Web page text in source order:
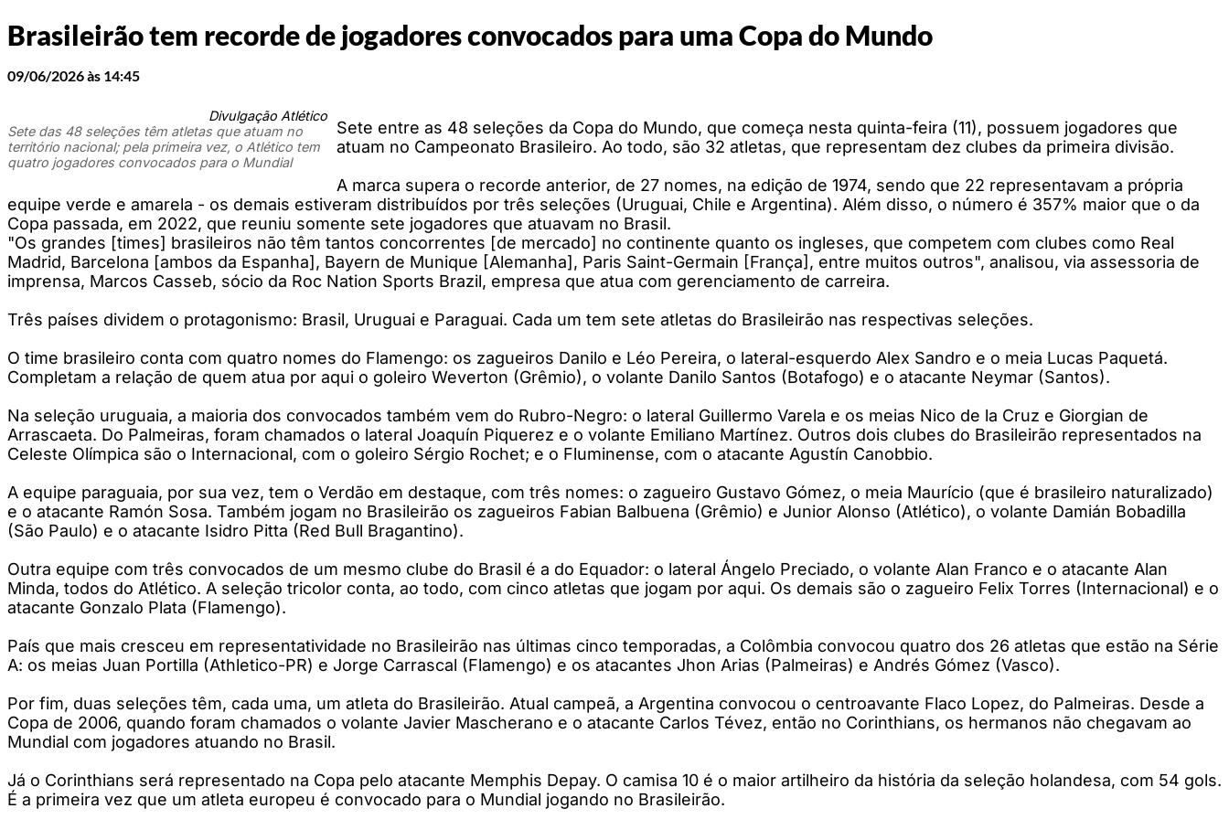
Brasileirão tem recorde de jogadores convocados para uma Copa do Mundo
09/06/2026 às 14:45
Divulgação Atlético
Sete das 48 seleções têm atletas que atuam no
território nacional; pela primeira vez, o Atlético tem
quatro jogadores convocados para o Mundial
Sete entre as 48 seleções da Copa do Mundo, que começa nesta quinta-feira (11), possuem jogadores que
atuam no Campeonato Brasileiro. Ao todo, são 32 atletas, que representam dez clubes da primeira divisão.
A marca supera o recorde anterior, de 27 nomes, na edição de 1974, sendo que 22 representavam a própria
equipe verde e amarela - os demais estiveram distribuídos por três seleções (Uruguai, Chile e Argentina). Além disso, o número é 357% maior que o da
Copa passada, em 2022, que reuniu somente sete jogadores que atuavam no Brasil.
"Os grandes [times] brasileiros não têm tantos concorrentes [de mercado] no continente quanto os ingleses, que competem com clubes como Real
Madrid, Barcelona [ambos da Espanha], Bayern de Munique [Alemanha], Paris Saint-Germain [França], entre muitos outros", analisou, via assessoria de
imprensa, Marcos Casseb, sócio da Roc Nation Sports Brazil, empresa que atua com gerenciamento de carreira.
Três países dividem o protagonismo: Brasil, Uruguai e Paraguai. Cada um tem sete atletas do Brasileirão nas respectivas seleções.
O time brasileiro conta com quatro nomes do Flamengo: os zagueiros Danilo e Léo Pereira, o lateral-esquerdo Alex Sandro e o meia Lucas Paquetá.
Completam a relação de quem atua por aqui o goleiro Weverton (Grêmio), o volante Danilo Santos (Botafogo) e o atacante Neymar (Santos).
Na seleção uruguaia, a maioria dos convocados também vem do Rubro-Negro: o lateral Guillermo Varela e os meias Nico de la Cruz e Giorgian de
Arrascaeta. Do Palmeiras, foram chamados o lateral Joaquín Piquerez e o volante Emiliano Martínez. Outros dois clubes do Brasileirão representados na
Celeste Olímpica são o Internacional, com o goleiro Sérgio Rochet; e o Fluminense, com o atacante Agustín Canobbio.
A equipe paraguaia, por sua vez, tem o Verdão em destaque, com três nomes: o zagueiro Gustavo Gómez, o meia Maurício (que é brasileiro naturalizado)
e o atacante Ramón Sosa. Também jogam no Brasileirão os zagueiros Fabian Balbuena (Grêmio) e Junior Alonso (Atlético), o volante Damián Bobadilla
(São Paulo) e o atacante Isidro Pitta (Red Bull Bragantino).
Outra equipe com três convocados de um mesmo clube do Brasil é a do Equador: o lateral Ángelo Preciado, o volante Alan Franco e o atacante Alan
Minda, todos do Atlético. A seleção tricolor conta, ao todo, com cinco atletas que jogam por aqui. Os demais são o zagueiro Felix Torres (Internacional) e o
atacante Gonzalo Plata (Flamengo).
País que mais cresceu em representatividade no Brasileirão nas últimas cinco temporadas, a Colômbia convocou quatro dos 26 atletas que estão na Série
A: os meias Juan Portilla (Athletico-PR) e Jorge Carrascal (Flamengo) e os atacantes Jhon Arias (Palmeiras) e Andrés Gómez (Vasco).
Por fim, duas seleções têm, cada uma, um atleta do Brasileirão. Atual campeã, a Argentina convocou o centroavante Flaco Lopez, do Palmeiras. Desde a
Copa de 2006, quando foram chamados o volante Javier Mascherano e o atacante Carlos Tévez, então no Corinthians, os hermanos não chegavam ao
Mundial com jogadores atuando no Brasil.
Já o Corinthians será representado na Copa pelo atacante Memphis Depay. O camisa 10 é o maior artilheiro da história da seleção holandesa, com 54 gols.
É a primeira vez que um atleta europeu é convocado para o Mundial jogando no Brasileirão.